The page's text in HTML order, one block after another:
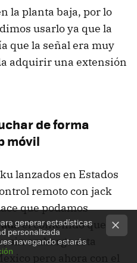
la planta baja, por lo
usarlo ya que la
que la señal era muy
adquirir una extensión
de forma
móvil
lanzados en Estados
remoto con jack
que podamos
el contenido que
sin embargo esta
pero ahora con el
generar estadísticas
personalizada
navegando estarás